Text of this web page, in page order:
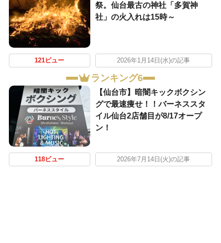
祭。仙台最古の神社「多賀神
社」の火入れは15時～
121ビュー 2026年1月14日(水)の記事
ランキング6
【仙台市】暗闇キックボクシン
グで最速痩せ！！バーネススタ
イル仙台2店舗目が8/17オープ
ン！
118ビュー 2026年7月14日(火)の記事